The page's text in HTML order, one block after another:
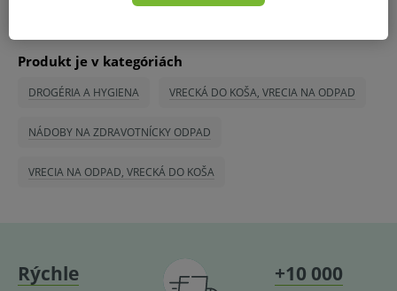
Produkt je v kategóriách
DROGÉRIA A HYGIENA VRECKÁ DO KOŠA, VRECIA NA ODPAD
NÁDOBY NA ZDRAVOTNÍCKY ODPAD
VRECIA NA ODPAD, VRECKÁ DO KOŠA
Rýchle
+10 000